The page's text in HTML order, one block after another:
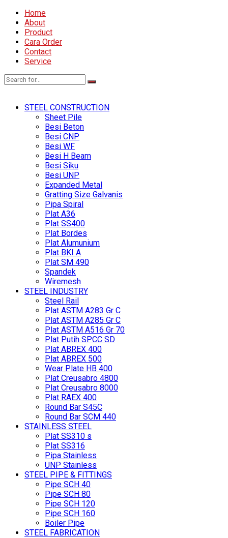
Home
About
Product
Cara Order
Contact
Service
STEEL CONSTRUCTION
Sheet Pile
Besi Beton
Besi CNP
Besi WF
Besi H Beam
Besi Siku
Besi UNP
Expanded Metal
Gratting Size Galvanis
Pipa Spiral
Plat A36
Plat SS400
Plat Bordes
Plat Alumunium
Plat BKI A
Plat SM 490
Spandek
Wiremesh
STEEL INDUSTRY
Steel Rail
Plat ASTM A283 Gr C
Plat ASTM A285 Gr C
Plat ASTM A516 Gr 70
Plat Putih SPCC SD
Plat ABREX 400
Plat ABREX 500
Wear Plate HB 400
Plat Creusabro 4800
Plat Creusabro 8000
Plat RAEX 400
Round Bar S45C
Round Bar SCM 440
STAINLESS STEEL
Plat SS310 s
Plat SS316
Pipa Stainless
UNP Stainless
STEEL PIPE & FITTINGS
Pipe SCH 40
Pipe SCH 80
Pipe SCH 120
Pipe SCH 160
Boiler Pipe
STEEL FABRICATION